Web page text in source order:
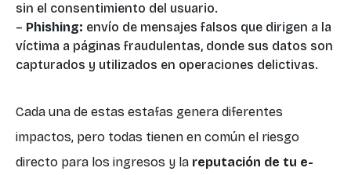
sin el consentimiento del usuario.
– Phishing: envío de mensajes falsos que dirigen a la
víctima a páginas fraudulentas, donde sus datos son
capturados y utilizados en operaciones delictivas.
Cada una de estas estafas genera diferentes
impactos, pero todas tienen en común el riesgo
directo para los ingresos y la reputación de tu e-